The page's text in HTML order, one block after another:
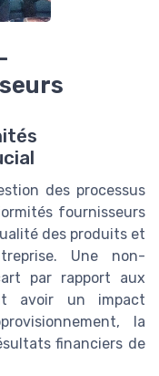
des processus
fournisseurs
des produits et
Une non-
par rapport aux
avoir un impact
la
financiers de